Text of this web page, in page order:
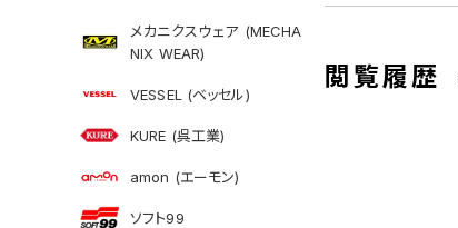
メカニクスウェア (MECHA
NIX WEAR)
VESSEL (ベッセル)
KURE (呉工業)
amon (エーモン)
ソフト99
閲覧履歴